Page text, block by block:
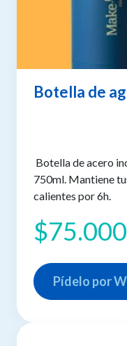
Botella de
Botella de acero
750ml. Mantiene
calientes por 6h.
$75.000
Pídelo por